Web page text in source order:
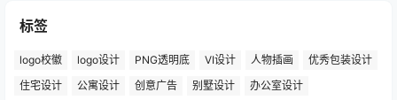
标签
logo校徽 logo设计 PNG透明底 VI设计 人物插画
优秀包装设计
住宅设计
公寓设计 创意广告 别墅设计 办公室设计